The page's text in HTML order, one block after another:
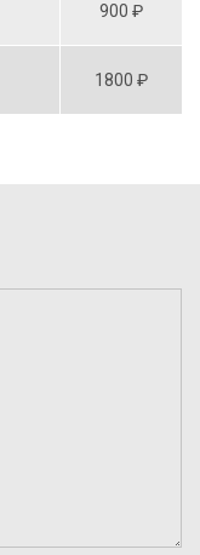
900 ₽
1800 ₽